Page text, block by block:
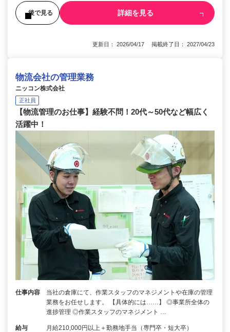
後で見る 詳細を見る
更新日： 2026/04/17 掲載終了日： 2027/04/23
物流会社の管理業務
ニッコン株式会社
正社員
【物流管理のお仕事】経験不問！20代～50代など幅広く
活躍中！
仕事内容
当社の倉庫にて、作業スタッフのマネジメントや在庫の管理
業務をお任せします。 【具体的には……】 ◎事業所全体の
進捗管理 ◎作業スタッフのマネジメント …
給与 月給210,000円以上＋勤務地手当（専門卒・短大卒）